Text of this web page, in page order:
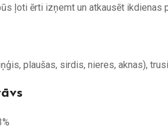
ļoti ērti izņemt un atkausēt ikdienas
plaušas, sirdis, nieres, aknas),